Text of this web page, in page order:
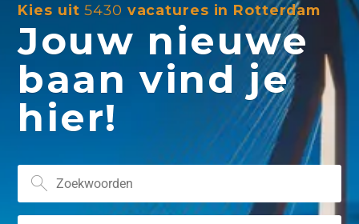
Kies uit5430 vacatures in Rotterdam
Jouw nieuwe
baan vind je
hier!